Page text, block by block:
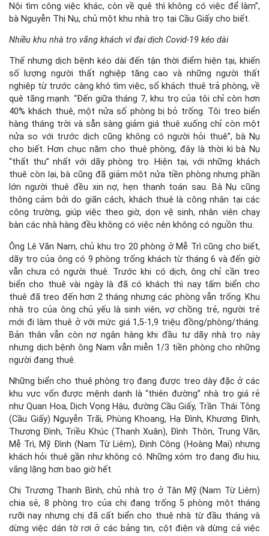
Nội tìm công việc khác, còn về quê thì không có việc để làm”,
bà Nguyễn Thị Nụ, chủ một khu nhà trọ tại Cầu Giấy cho biết.
Nhiều khu nhà trọ vắng khách vì đại dịch Covid-19 kéo dài
Thế nhưng dịch bệnh kéo dài đến tận thời điểm hiện tại, khiến
số lượng người thất nghiệp tăng cao và những người thất
nghiệp từ trước càng khó tìm việc, số khách thuê trả phòng, về
quê tăng mạnh. “Đến giữa tháng 7, khu trọ của tôi chỉ còn hơn
40% khách thuê, một nửa số phòng bị bỏ trống. Tôi treo biển
hàng tháng trời và sẵn sàng giảm giá thuê xuống chỉ còn một
nửa so với trước dịch cũng không có người hỏi thuê”, bà Nụ
cho biết. Hơn chục năm cho thuê phòng, đây là thời kì bà Nụ
“thất thu” nhất với dãy phòng trọ. Hiện tại, với những khách
thuê còn lại, bà cũng đã giảm một nửa tiền phòng nhưng phần
lớn người thuê đều xin nợ, hẹn thanh toán sau. Bà Nụ cũng
thông cảm bởi do giãn cách, khách thuê là công nhân tại các
công trường, giúp việc theo giờ, dọn vệ sinh, nhân viên chạy
bàn các nhà hàng đều không có việc nên không có nguồn thu.
Ông Lê Văn Nam, chủ khu trọ 20 phòng ở Mễ Trì cũng cho biết,
dãy trọ của ông có 9 phòng trống khách từ tháng 6 và đến giờ
vẫn chưa có người thuê. Trước khi có dịch, ông chỉ cần treo
biển cho thuê vài ngày là đã có khách thì nay tấm biển cho
thuê đã treo đến hơn 2 tháng nhưng các phòng vẫn trống. Khu
nhà trọ của ông chủ yếu là sinh viên, vợ chồng trẻ, người trẻ
mới đi làm thuê ở với mức giá 1,5-1,9 triệu đồng/phòng/tháng.
Bản thân vẫn còn nợ ngân hàng khi đầu tư dãy nhà trọ này
nhưng dịch bệnh ông Nam vẫn miễn 1/3 tiền phòng cho những
người đang thuê.
Những biển cho thuê phòng trọ đang được treo dày đặc ở các
khu vực vốn được mệnh danh là “thiên đường” nhà trọ giá rẻ
như Quan Hoa, Dịch Vọng Hậu, đường Cầu Giấy, Trần Thái Tông
(Cầu Giấy) Nguyễn Trãi, Phùng Khoang, Hạ Đình, Khương Đình,
Thượng Đình, Triều Khúc (Thanh Xuân), Đình Thôn, Trung Văn,
Mễ Trì, Mỹ Đình (Nam Từ Liêm), Định Công (Hoàng Mai) nhưng
khách hỏi thuê gần như không có. Những xóm trọ đang đìu hiu,
vắng lặng hơn bao giờ hết.
Chị Trương Thanh Bình, chủ nhà trọ ở Tân Mỹ (Nam Từ Liêm)
chia sẻ, 8 phòng trọ của chị đang trống 5 phòng một tháng
rưỡi nay nhưng chị đã cất biển cho thuê nhà từ đầu tháng và
dừng việc dán tờ rơi ở các bảng tin, cột điện và dừng cả việc